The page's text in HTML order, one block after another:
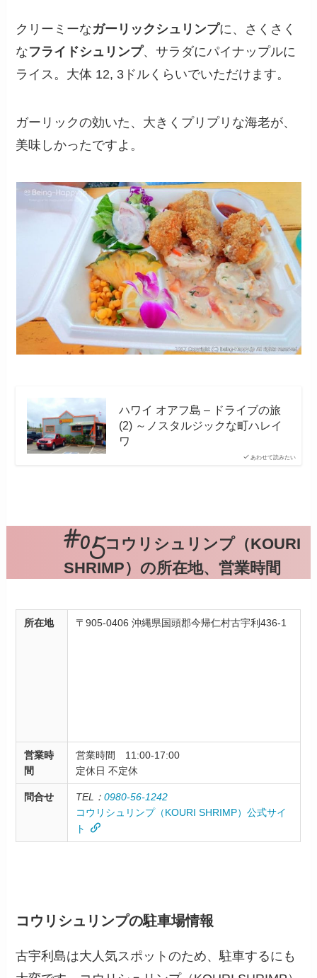
クリーミーなガーリックシュリンプに、さくさく
なフライドシュリンプ、サラダにパイナップルに
ライス。大体 12, 3ドルくらいでいただけます。
ガーリックの効いた、大きくプリプリな海老が、
美味しかったですよ。
あわせて読みたい
ハワイ オアフ島 – ドライブの旅
(2) ～ノスタルジックな町ハレイ
ワ
コウリシュリンプ（KOURI
SHRIMP）の所在地、営業時間
所在地 〒905-0406 沖縄県国頭郡今帰仁村古宇利436-1
営業時
間
営業時間 11:00-17:00
定休日 不定休
問合せ TEL：0980-56-1242
コウリシュリンプ（KOURI SHRIMP）公式サイ
ト
コウリシュリンプの駐車場情報
古宇利島は大人気スポットのため、駐車するにも